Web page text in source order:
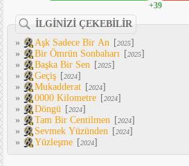
+39
İLGİNİZİ ÇEKEBİLİR
»
Aşk Sadece Bir An [2025]
»
Bir Ömrün Sonbaharı [2025]
»
Başka Bir Sen [2025]
»
Geçiş [2024]
»
Mukadderat [2024]
»
0000 Kilometre [2024]
»
Döngü [2024]
»
Tam Bir Centilmen [2024]
»
Sevmek Yüzünden [2024]
»
Yüzleşme [2024]